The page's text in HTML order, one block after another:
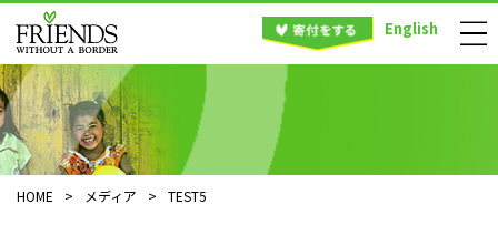
English
HOME > メディア > TEST5